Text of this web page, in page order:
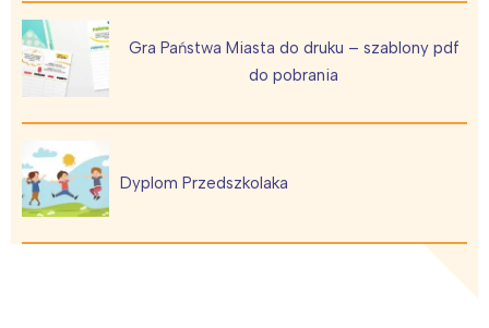
Gra Państwa Miasta do druku – szablony pdf
do pobrania
Dyplom Przedszkolaka